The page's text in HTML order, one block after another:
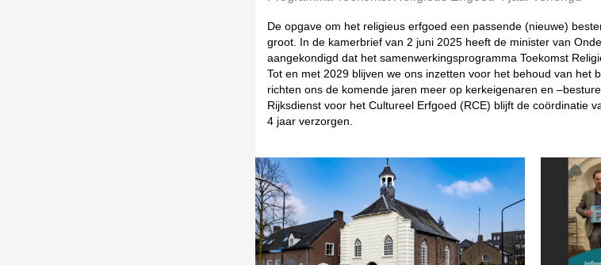
De opgave om het religieus erfgoed een passende (nieuwe)
groot. In de kamerbrief van 2 juni 2025 heeft de minister van
aangekondigd dat het samenwerkingsprogramma Toekomst
Tot en met 2029 blijven we ons inzetten voor het behoud van het
richten ons de komende jaren meer op kerkeigenaren en
Rijksdienst voor het Cultureel Erfgoed (RCE) blijft de coördinatie
4 jaar verzorgen.